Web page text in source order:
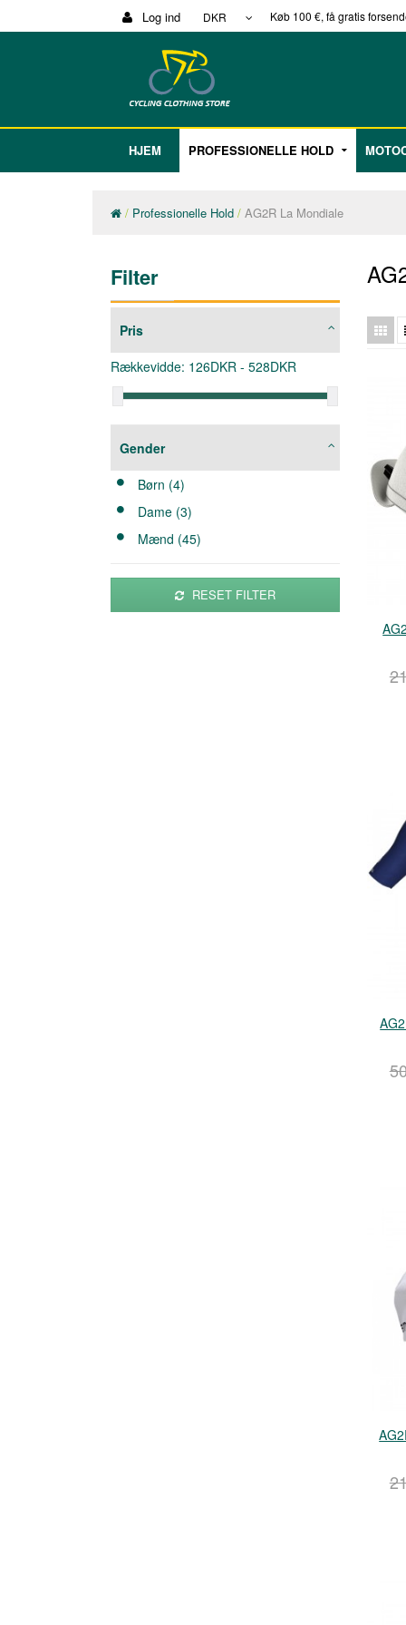
Log ind DKR Køb 100 €, få gratis
HJEM PROFESSIONELLE HOLD
Professionelle Hold AG2R La Mondiale
Filter
Pris
Rækkevidde: 126DKR - 528DKR
Gender
Børn (4)
Dame (3)
Mænd (45)
RESET FILTER